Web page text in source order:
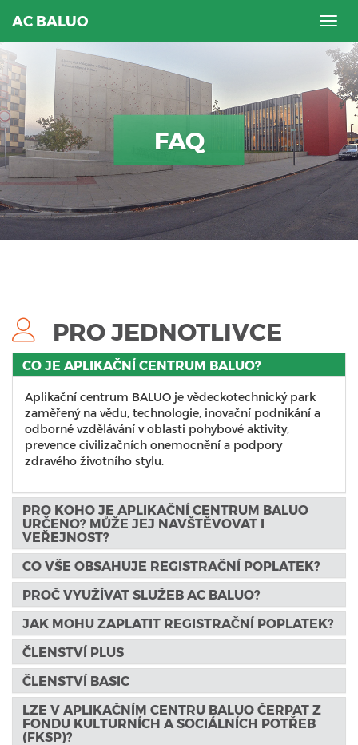
AC BALUO
FAQ
PRO JEDNOTLIVCE
CO JE APLIKAČNÍ CENTRUM BALUO?
Aplikační centrum BALUO je vědeckotechnický park
zaměřený na vědu, technologie, inovační podnikání a
odborné vzdělávání v oblasti pohybové aktivity,
prevence civilizačních onemocnění a podpory
zdravého životního stylu.
PRO KOHO JE APLIKAČNÍ CENTRUM BALUO
URČENO? MŮŽE JEJ NAVŠTĚVOVAT I
VEŘEJNOST?
CO VŠE OBSAHUJE REGISTRAČNÍ POPLATEK?
PROČ VYUŽÍVAT SLUŽEB AC BALUO?
JAK MOHU ZAPLATIT REGISTRAČNÍ POPLATEK?
ČLENSTVÍ PLUS
ČLENSTVÍ BASIC
LZE V APLIKAČNÍM CENTRU BALUO ČERPAT Z
FONDU KULTURNÍCH A SOCIÁLNÍCH POTŘEB
(FKSP)?